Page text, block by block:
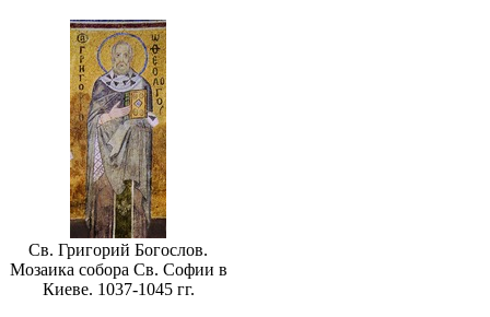
Св. Григорий Богослов.
Мозаика собора Св. Софии в
Киеве. 1037-1045 гг.